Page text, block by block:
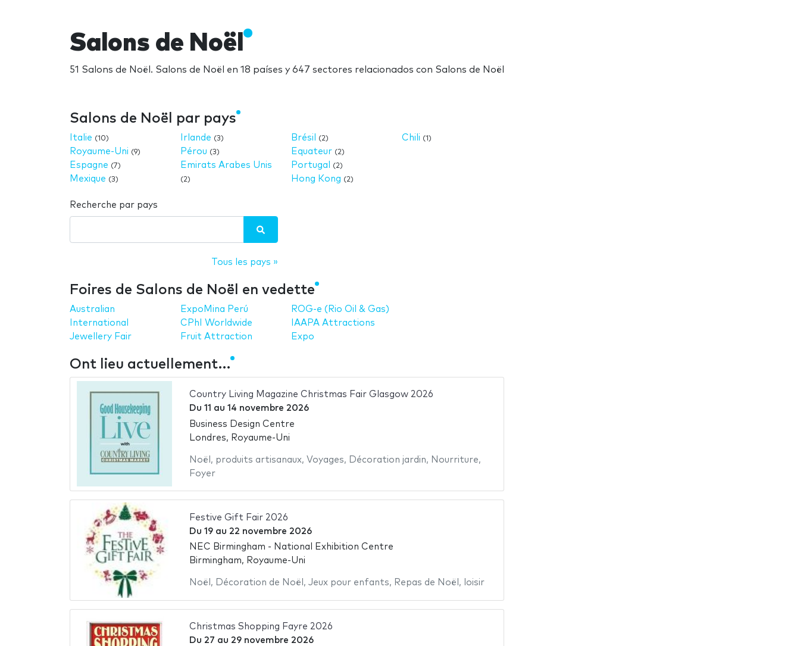
Salons de Noël
51 Salons de Noël. Salons de Noël en 18 países y 647 sectores relacionados con Salons de Noël
Salons de Noël par pays
Italie (10)
Royaume-Uni (9)
Espagne (7)
Mexique (3)
Irlande (3)
Pérou (3)
Emirats Arabes Unis
(2)
Brésil (2)
Equateur (2)
Portugal (2)
Hong Kong (2)
Chili (1)
Recherche par pays
Tous les pays »
Foires de Salons de Noël en vedette
Australian
International
Jewellery Fair
ExpoMina Perú
CPhI Worldwide
Fruit Attraction
ROG-e (Rio Oil & Gas)
IAAPA Attractions
Expo
Ont lieu actuellement…
Country Living Magazine Christmas Fair Glasgow 2026
Du 11 au 14 novembre 2026
Business Design Centre
Londres, Royaume-Uni
Noël , produits artisanaux, Voyages, Décoration jardin, Nourriture,
Foyer
Festive Gift Fair 2026
Du 19au 22 novembre 2026
NEC Birmingham - National Exhibition Centre
Birmingham, Royaume-Uni
Noël , Décoration de Noël , Jeux pour enfants, Repas de Noël , loisir
Christmas Shopping Fayre 2026
Du 27 au 29 novembre 2026